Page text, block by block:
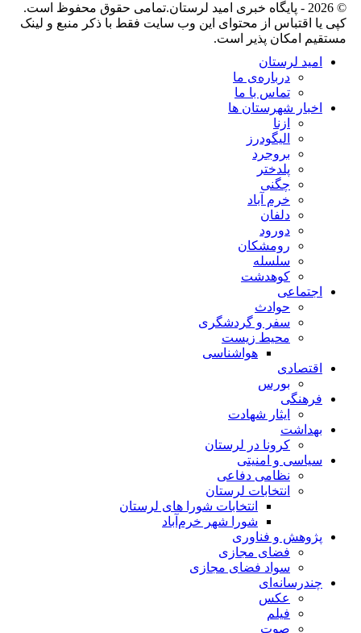
© 2026 - پایگاه خبری اميد لرستان.تمامی حقوق محفوظ است.
کپی یا اقتباس از محتوای این وب سایت فقط با ذکر منبع و لینک
مستقیم امکان پذیر است.
امید لرستان
درباره‌ی ما
تماس با ما
اخبار شهرستان ها
ازنا
الیگودرز
بروجرد
پلدختر
چگنی
خرم آباد
دلفان
دورود
رومشکان
سلسله
کوهدشت
اجتماعی
حوادث
سفر و گردشگری
محیط زیست
هواشناسی
اقتصادی
بورس
فرهنگی
ایثار شهادت
بهداشت
کرونا در لرستان
سیاسی و امنیتی
نظامی دفاعی
انتخابات لرستان
انتخابات شورا های لرستان
شورا شهر خرم‌آباد
پژوهش و فناوری
فضای مجازی
سواد فضای مجازی
چندرسانه‌ای
عكس
فیلم
صوت